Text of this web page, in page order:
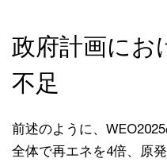
政府計画にお
不足
前述のように、
全体で再エネを4倍、原